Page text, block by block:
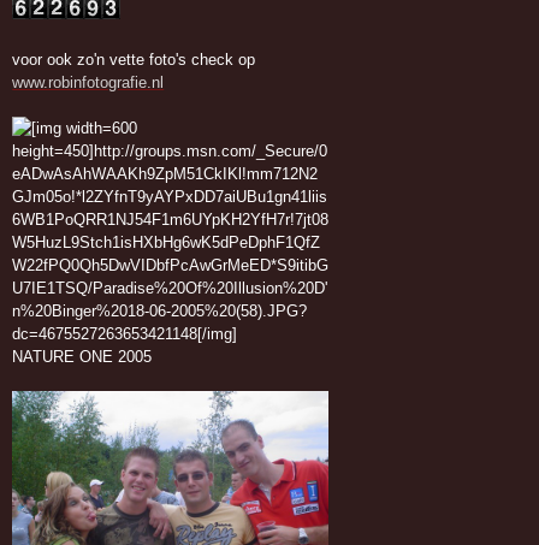
voor ook zo'n vette foto's check op
www.robinfotografie.nl
NATURE ONE 2005